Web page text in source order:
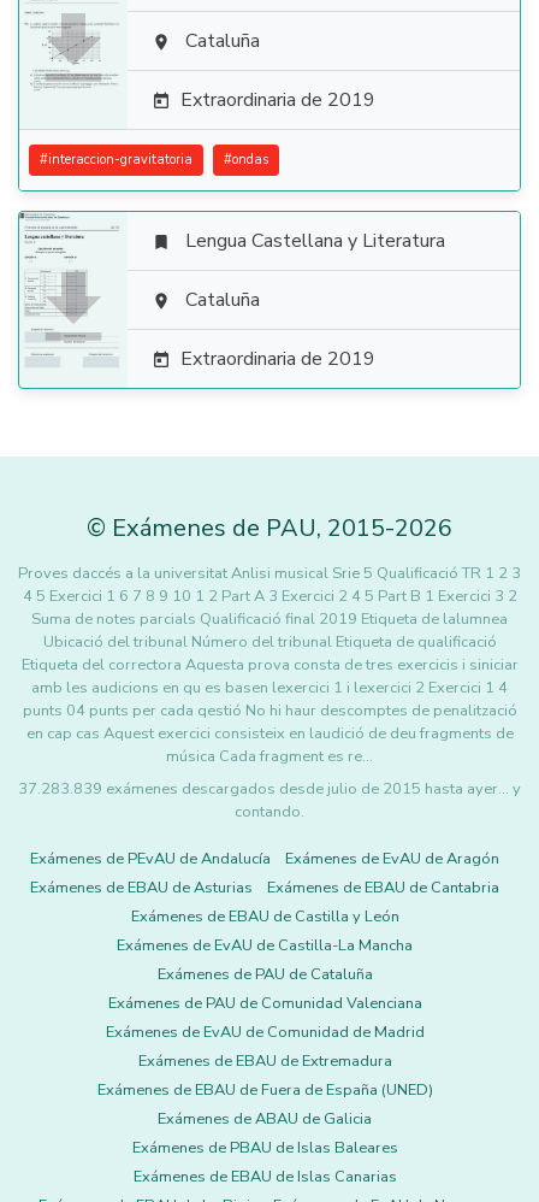
  Cataluña
 Extraordinaria de 2019
#interaccion-gravitatoria #ondas

 Lengua Castellana y Literatura
 Cataluña
 Extraordinaria de 2019
© Exámenes de PAU, 2015-2026
Proves daccés a la universitat Anlisi musical Srie 5 Qualificació TR 1 2 3
4 5 Exercici 1 6 7 8 9 10 1 2 Part A 3 Exercici 2 4 5 Part B 1 Exercici 3 2
Suma de notes parcials Qualificació final 2019 Etiqueta de lalumnea
Ubicació del tribunal Número del tribunal Etiqueta de qualificació
Etiqueta del correctora Aquesta prova consta de tres exercicis i siniciar
amb les audicions en qu es basen lexercici 1 i lexercici 2 Exercici 1 4
punts 04 punts per cada qestió No hi haur descomptes de penalització
en cap cas Aquest exercici consisteix en laudició de deu fragments de
música Cada fragment es re…
37.283.839 exámenes descargados desde julio de 2015 hasta ayer... y
contando.
Exámenes de PEvAU de Andalucía
Exámenes de EvAU de Aragón
Exámenes de EBAU de Asturias
Exámenes de EBAU de Cantabria
Exámenes de EBAU de Castilla y León
Exámenes de EvAU de Castilla-La Mancha
Exámenes de PAU de Cataluña
Exámenes de PAU de Comunidad Valenciana
Exámenes de EvAU de Comunidad de Madrid
Exámenes de EBAU de Extremadura
Exámenes de EBAU de Fuera de España (UNED)
Exámenes de ABAU de Galicia
Exámenes de PBAU de Islas Baleares
Exámenes de EBAU de Islas Canarias